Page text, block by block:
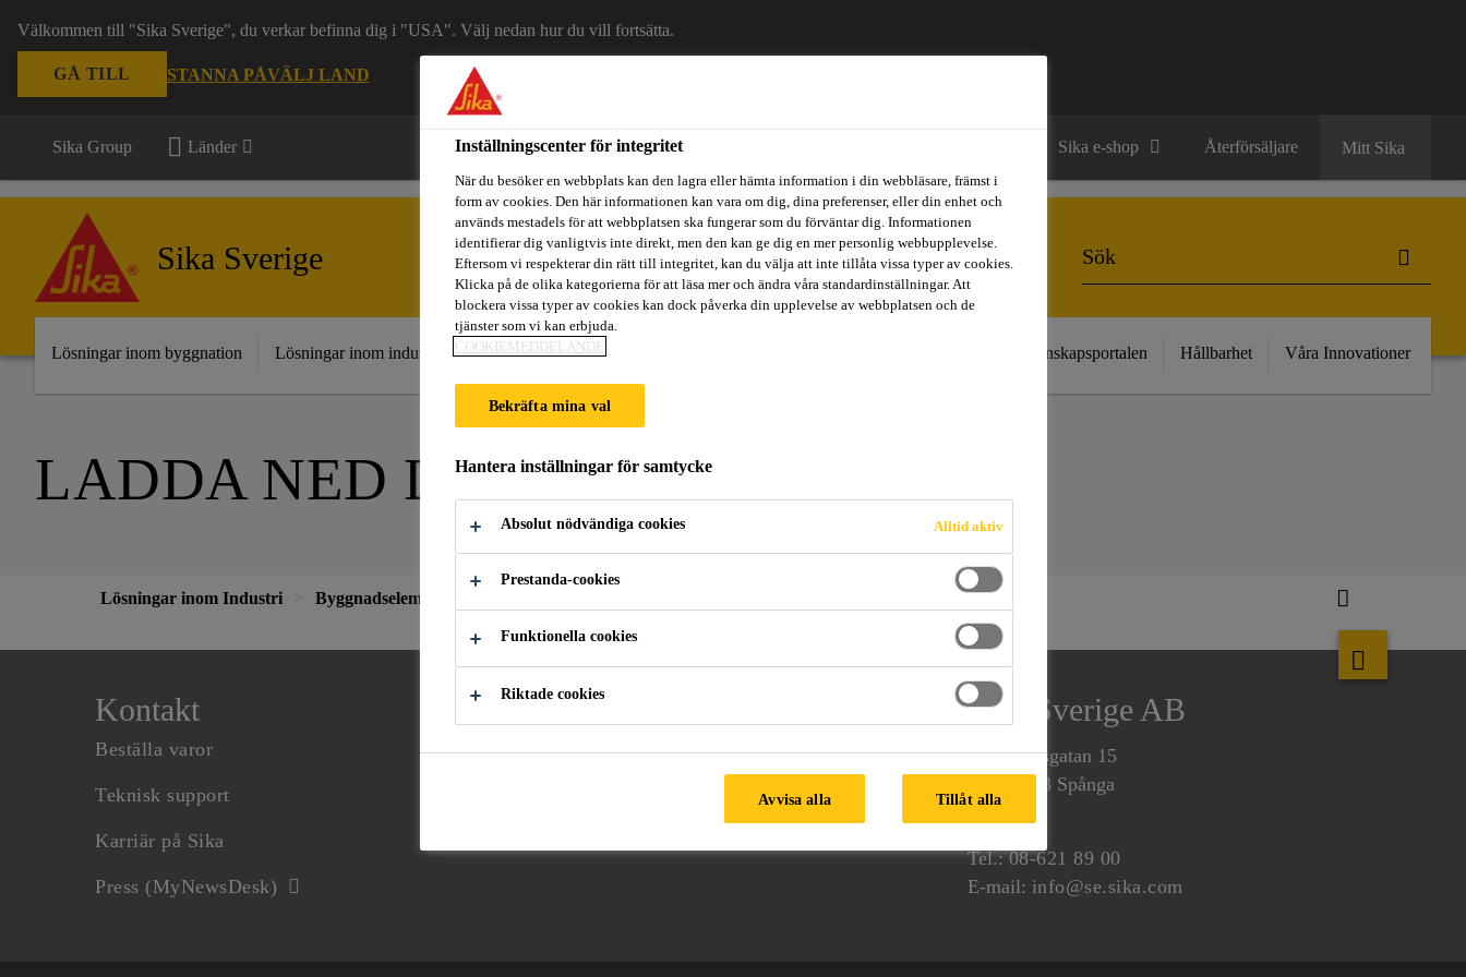
Välkommen till "Sika Sverige", du verkar befinna dig i "USA". Välj nedan hur du vill fortsätta.
GÅ TILL STANNA PÅVÄLJ LAND
Sika Group Länder Sika e-shop Återförsäljare Mitt Sika
Sika Sverige
Lösningar inom byggnation Lösningar inom industri Fritidsbåtar Referenser Kunskapsportalen Hållbarhet Våra Innovationer
LADDA NED DOKUMENT
Lösningar inom Industri Byggnadselement
Kontakt
Beställa varor
Teknisk support
Karriär på Sika
Press (MyNewsDesk)
Följ oss Sika Sverige AB
Domnarvsgatan 15
SE-163 53 Spånga
Tel.:08-621 89 00
E-mail: info@se.sika.com
Inställningscenter för integritet
När du besöker en webbplats kan den lagra eller hämta information i din webbläsare, främst i
form av cookies. Den här informationen kan vara om dig, dina preferenser, eller din enhet och
används mestadels för att webbplatsen ska fungerar som du förväntar dig. Informationen
identifierar dig vanligtvis inte direkt, men den kan ge dig en mer personlig webbupplevelse.
Eftersom vi respekterar din rätt till integritet, kan du välja att inte tillåta vissa typer av cookies.
Klicka på de olika kategorierna för att läsa mer och ändra våra standardinställningar. Att
blockera vissa typer av cookies kan dock påverka din upplevelse av webbplatsen och de
tjänster som vi kan erbjuda.
COOKIEMEDDELANDE
Bekräfta mina val
Hantera inställningar för samtycke
Absolut nödvändiga cookies Alltid aktiv
Prestanda-cookies
Funktionella cookies
Riktade cookies
Avvisa alla Tillåt alla